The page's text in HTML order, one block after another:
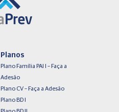
Planos
Plano Família PAI I – Faça a
Adesão
Plano CV – Faça a Adesão
Plano BD I